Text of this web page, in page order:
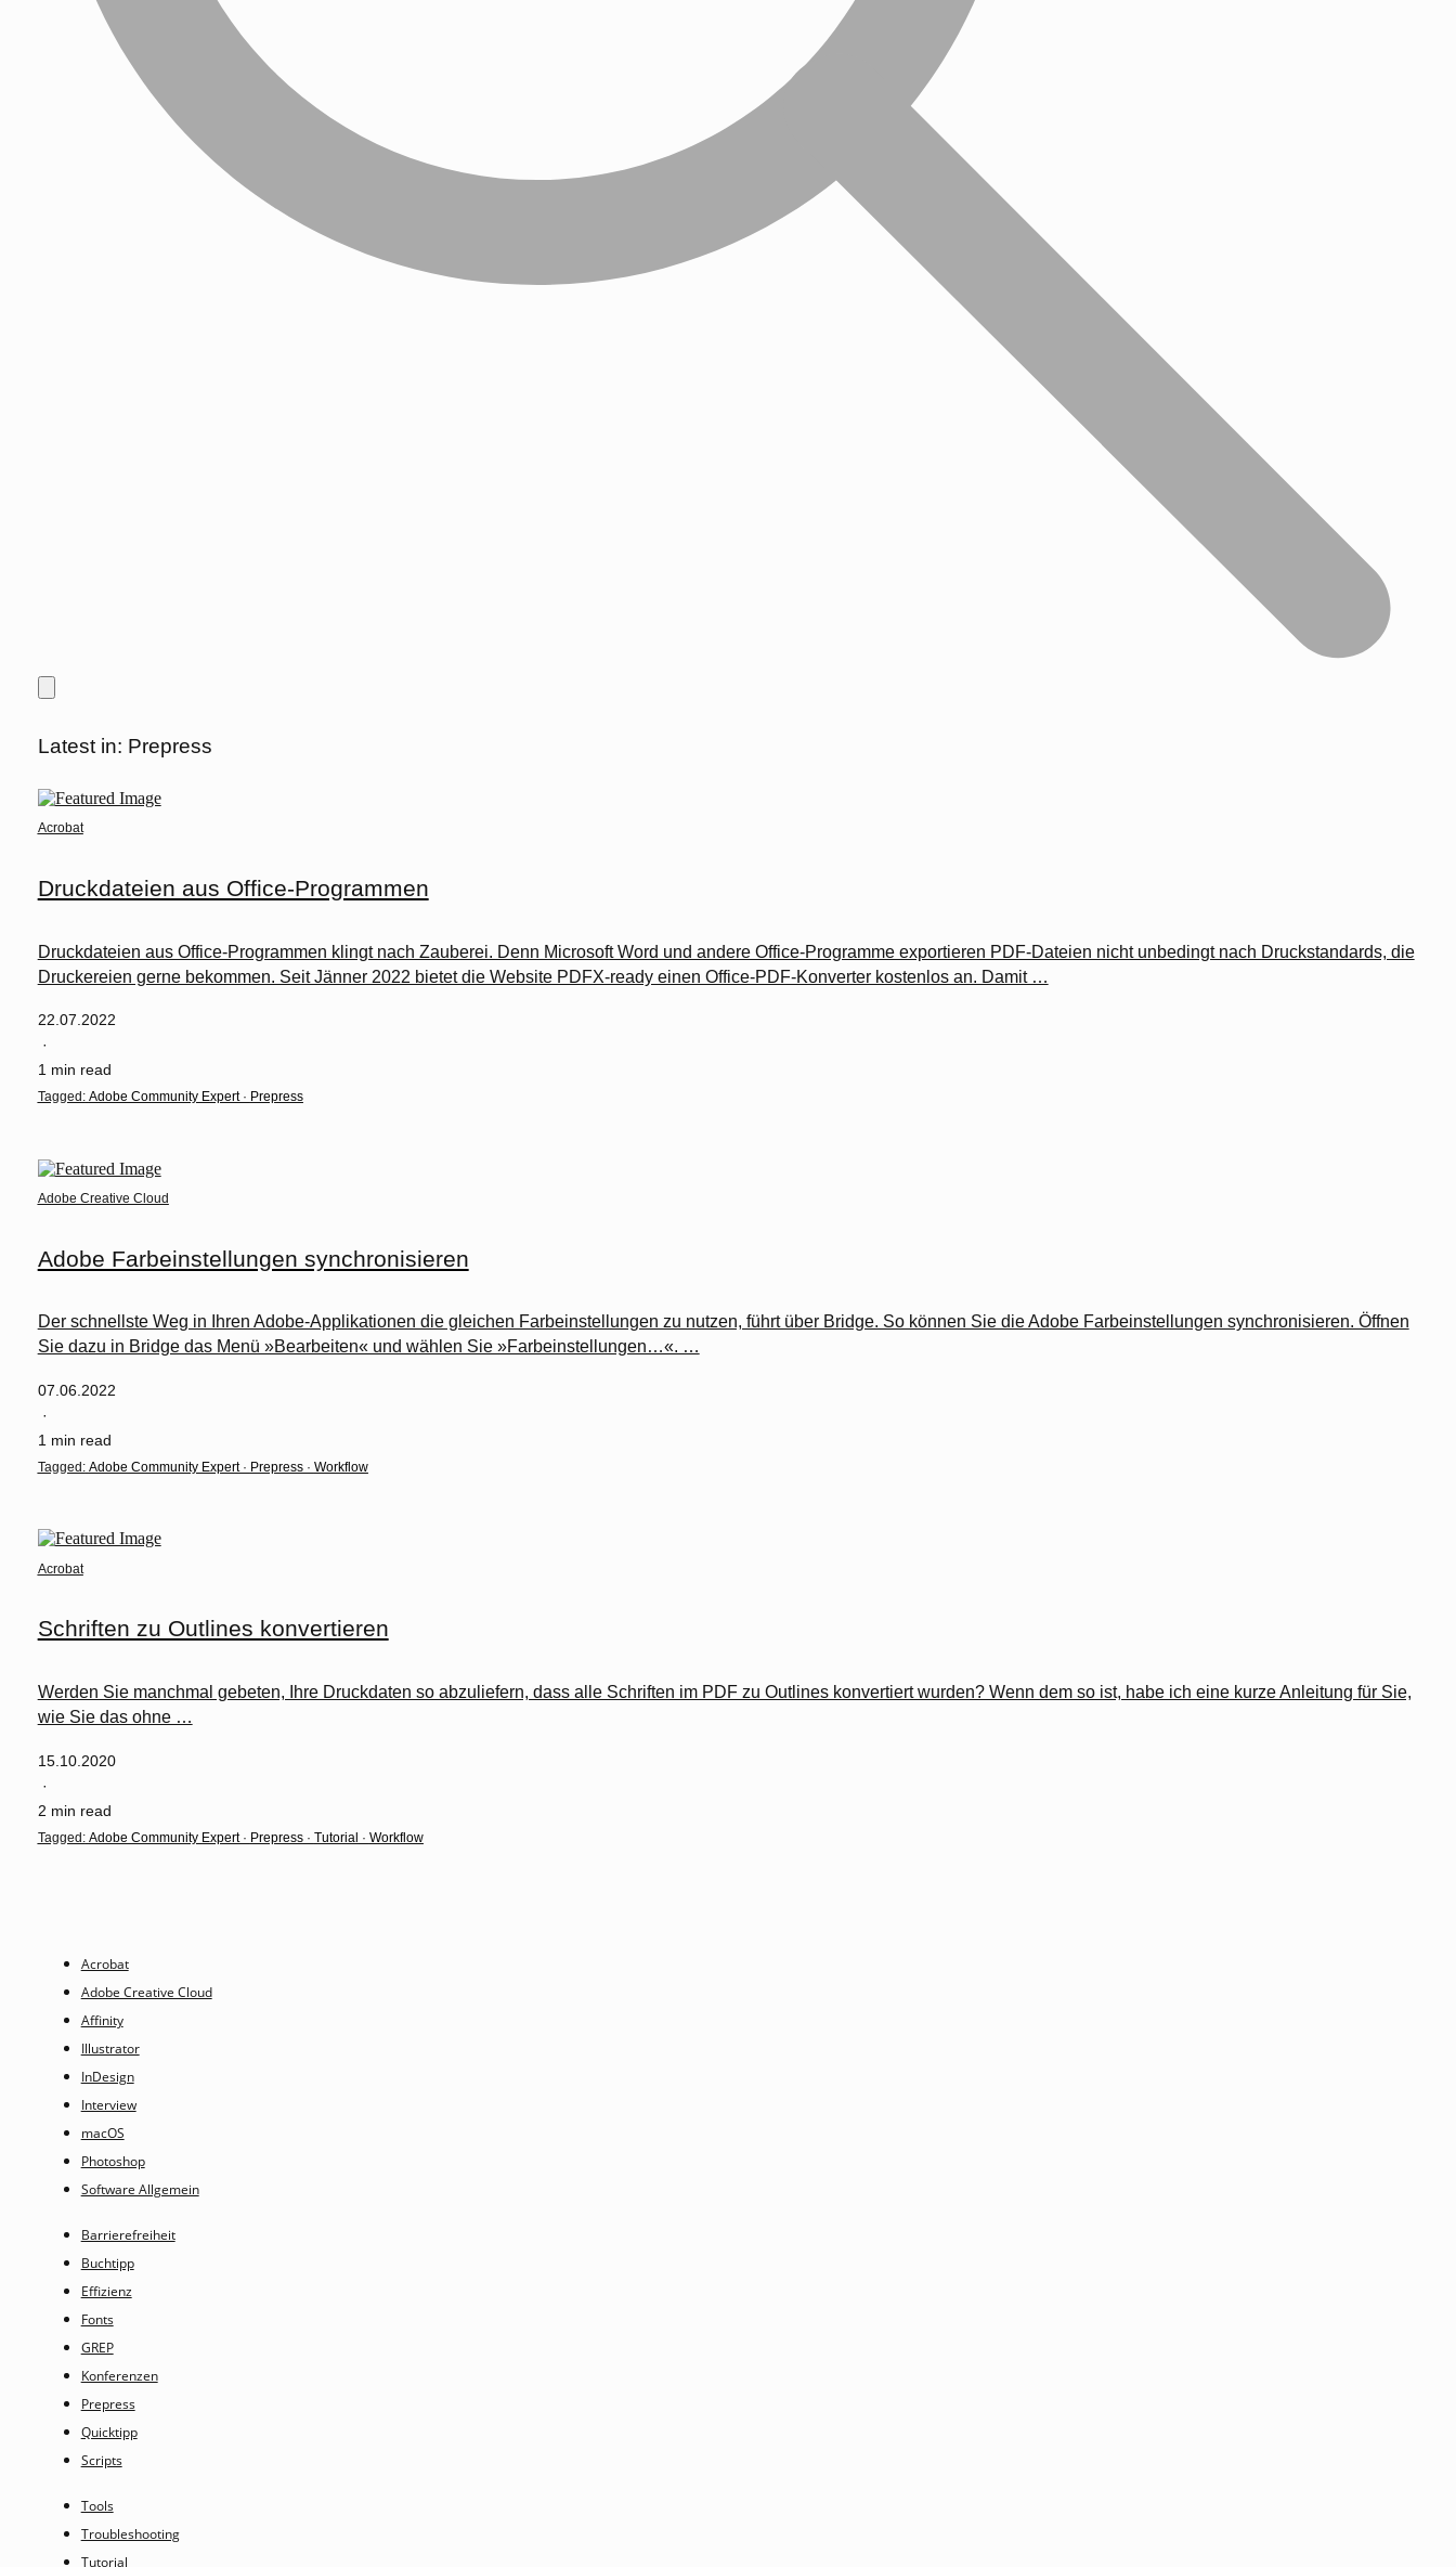
Latest in: Prepress
Acrobat
Druckdateien aus Office-Programmen
Druckdateien aus Office-Programmen klingt nach Zauberei. Denn Microsoft Word und andere Office-Programme exportieren PDF-Dateien nicht unbedingt nach Druckstandards, die
Druckereien gerne bekommen. Seit Jänner 2022 bietet die Website PDFX-ready einen Office-PDF-Konverter kostenlos an. Damit …
22.07.2022
·
1 min read
Tagged: Adobe Community Expert· Prepress
Adobe Creative Cloud
Adobe Farbeinstellungen synchronisieren
Der schnellste Weg in Ihren Adobe-Applikationen die gleichen Farbeinstellungen zu nutzen, führt über Bridge. So können Sie die Adobe Farbeinstellungen synchronisieren. Öffnen
Sie dazu in Bridge das Menü »Bearbeiten« und wählen Sie »Farbeinstellungen…«. …
07.06.2022
·
1 min read
Tagged: Adobe Community Expert· Prepress· Workflow
Acrobat
Schriften zu Outlines konvertieren
Werden Sie manchmal gebeten, Ihre Druckdaten so abzuliefern, dass alle Schriften im PDF zu Outlines konvertiert wurden? Wenn dem so ist, habe ich eine kurze Anleitung für Sie,
wie Sie das ohne …
15.10.2020
·
2 min read
Tagged: Adobe Community Expert· Prepress· Tutorial · Workflow
Acrobat
Adobe Creative Cloud
Affinity
Illustrator
InDesign
Interview
macOS
Photoshop
Software Allgemein
Barrierefreiheit
Buchtipp
Effizienz
Fonts
GREP
Konferenzen
Prepress
Quicktipp
Scripts
Tools
Troubleshooting
Tutorial